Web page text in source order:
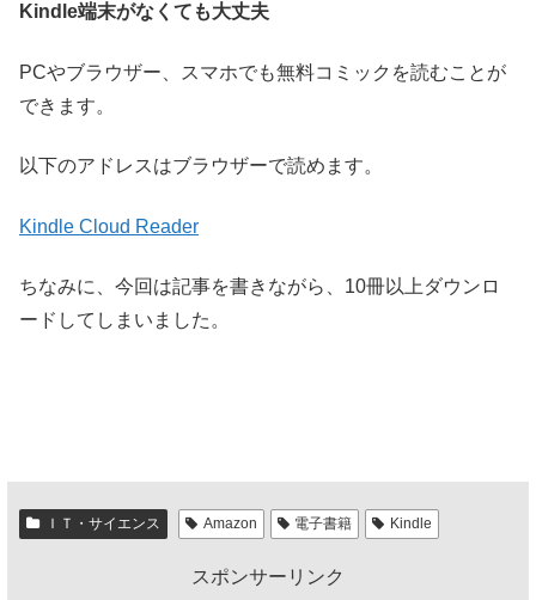
Kindle端末がなくても大丈夫
PCやブラウザー、スマホでも無料コミックを読むことが
できます。
以下のアドレスはブラウザーで読めます。
Kindle Cloud Reader
ちなみに、今回は記事を書きながら、10冊以上ダウンロ
ードしてしまいました。
ＩＴ・サイエンス Amazon 電子書籍 Kindle
スポンサーリンク